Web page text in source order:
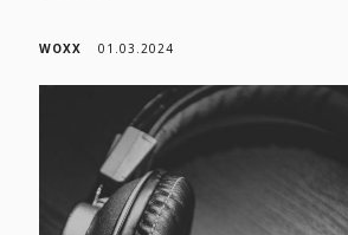
WOXX 01.03.2024